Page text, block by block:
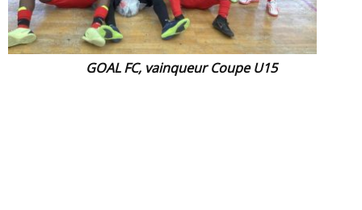
GOAL FC, vainqueur Coupe U15